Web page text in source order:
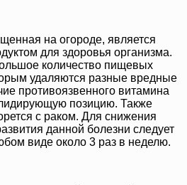
на огороде, является
для здоровья организма.
количество пищевых
удаляются разные вредные
противоязвенного витамина
лидирующую позицию. Также
с раком. Для снижения
данной болезни следует
виде около 3 раз в неделю.